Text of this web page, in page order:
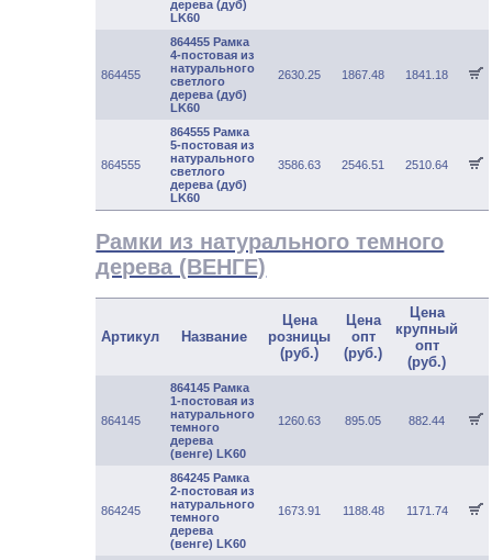
дерева (дуб)
LK60
864455
864455 Рамка
4-постовая из
натурального
светлого
дерева (дуб)
LK60
2630.25 1867.48 1841.18
864555
864555 Рамка
5-постовая из
натурального
светлого
дерева (дуб)
LK60
3586.63 2546.51 2510.64
Рамки из натурального темного
дерева (ВЕНГЕ)
Артикул Название
Цена
розницы
(руб.)
Цена
опт
(руб.)
Цена
крупный
опт
(руб.)
864145
864145 Рамка
1-постовая из
натурального
темного
дерева
(венге) LK60
1260.63 895.05 882.44
864245
864245 Рамка
2-постовая из
натурального
темного
дерева
(венге) LK60
1673.91 1188.48 1171.74